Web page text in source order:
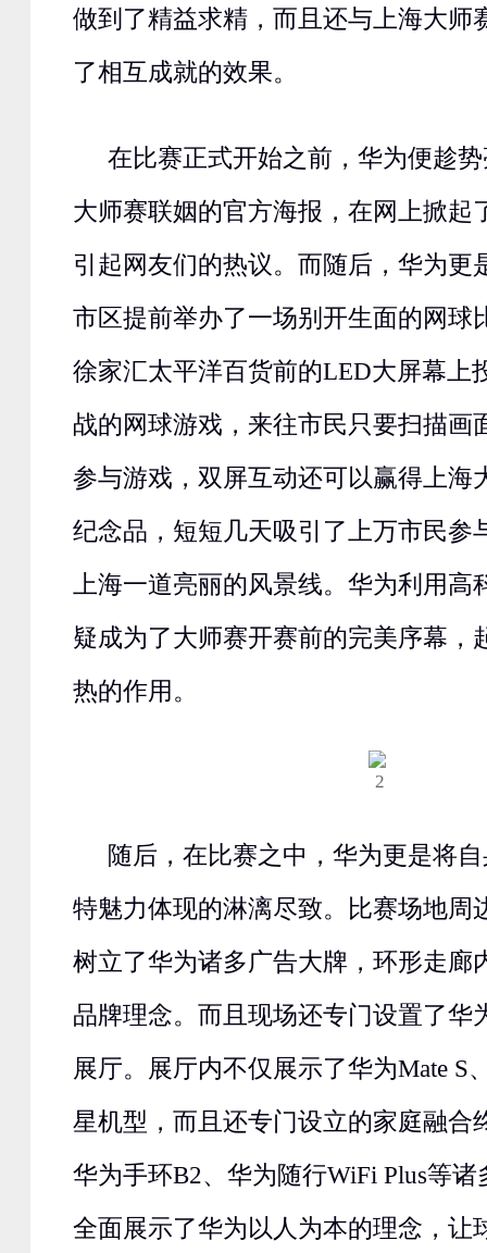
做到了精益求精，而且还与上海大师
了相互成就的效果。
在比赛正式开始之前，华为便趁
大师赛联姻的官方海报，在网上掀起
引起网友们的热议。而随后，华为更
市区提前举办了一场别开生面的网球
徐家汇太平洋百货前的LED大屏幕上
战的网球游戏，来往市民只要扫描画
参与游戏，双屏互动还可以赢得上海
纪念品，短短几天吸引了上万市民参
上海一道亮丽的风景线。华为利用高
疑成为了大师赛开赛前的完美序幕，
热的作用。
随后，在比赛之中，华为更是将
特魅力体现的淋漓尽致。比赛场地周
树立了华为诸多广告大牌，环形走廊
品牌理念。而且现场还专门设置了华
展厅。展厅内不仅展示了华为Mate S
星机型，而且还专门设立的家庭融合
华为手环B2、华为随行WiFi Plus等
全面展示了华为以人为本的理念，让